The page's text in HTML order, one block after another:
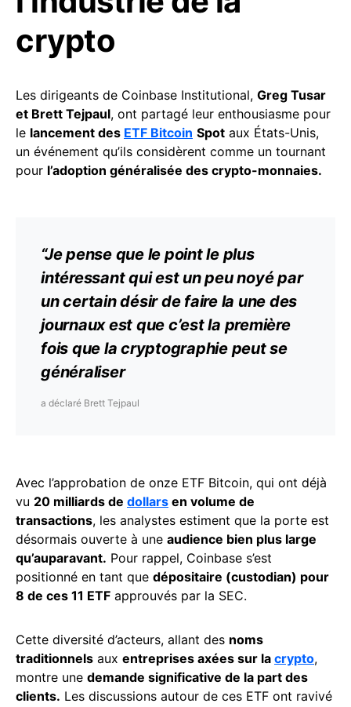
crypto
Les dirigeants de Coinbase Institutional, Greg Tusar
et Brett Tejpaul, ont partagé leur enthousiasme pour
le lancement des ETF Bitcoin Spot aux États-Unis,
un événement qu’ils considèrent comme un tournant
pour l’adoption généralisée des crypto-monnaies.
“Je pense que le point le plus
intéressant qui est un peu noyé par
un certain désir de faire la une des
journaux est que c’est la première
fois que la cryptographiepeut se
généraliser
a déclaré Brett Tejpaul
Avec l’approbation de onze ETF Bitcoin, qui ont déjà
vu 20 milliards de dollars en volume de
transactions, les analystes estiment que la porte est
désormais ouverte à une audience bien plus large
qu’auparavant. Pour rappel, Coinbase s’est
positionné en tant que dépositaire (custodian) pour
8 de ces 11 ETF approuvés par la SEC.
Cette diversité d’acteurs, allant des noms
traditionnels aux entreprises axées sur la crypto,
montre une demande significative de la part des
clients. Les discussions autour de ces ETF ont ravivé